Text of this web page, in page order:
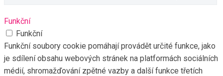
Funkční
Funkční
Funkční soubory cookie pomáhají provádět určité funkce, jako
je sdílení obsahu webových stránek na platformách sociálních
médií, shromažďování zpětné vazby a další funkce třetích